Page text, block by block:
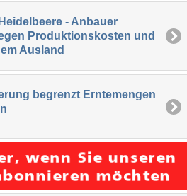
- Anbauer
Produktionskosten und
Ausland
begrenzt Erntemengen